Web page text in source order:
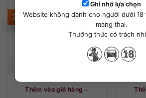
Ghi nhớ lựa chọn
Website không dành cho người dưới
mang thai.
Thưởng thức có trách
Château de Tabuteau
Lussac Saint-Émilion
740.000₫
Thêm vào giỏ hàng